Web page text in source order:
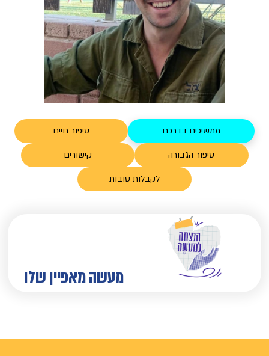
ממשיכים בדרכם סיפור חיים
סיפור הגבורה קישורים
לקבלות טובות
מעשה מאפיין שלו